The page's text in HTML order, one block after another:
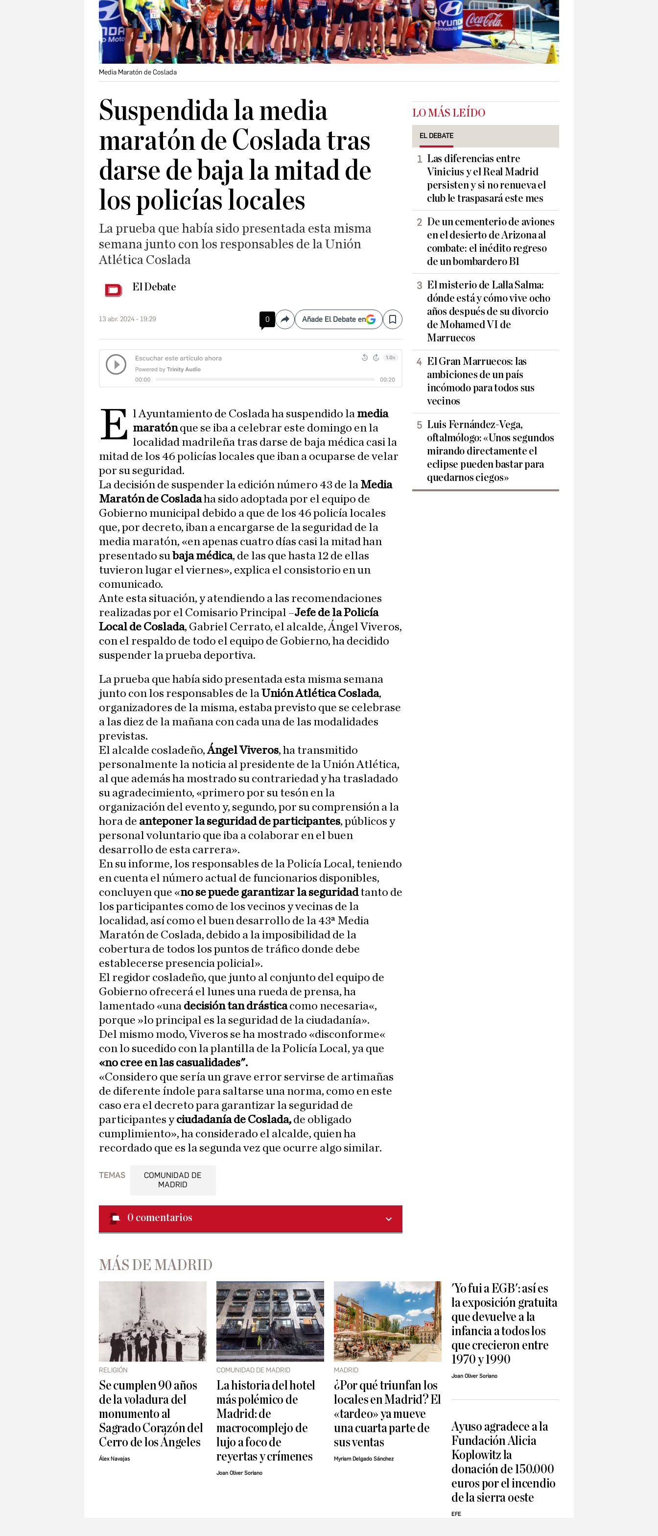
Media Maratón de Coslada
Suspendida la media
maratón de Coslada tras
darse de baja la mitad de
los policías locales
La prueba que había sido presentada esta misma
semana junto con los responsables de la Unión
Atlética Coslada
El Debate
13 abr. 2024 - 19:29 0 CompartirAñade El Debate en Save
E l Ayuntamiento de Coslada ha suspendido la media
maratónque se iba a celebrar este domingo en la
localidad madrileña tras darse de baja médica casi la
mitad de los 46 policías locales que iban a ocuparse de velar
por su seguridad.
La decisión de suspender la edición número 43 de la Media
Maratón de Cosladaha sido adoptada por el equipo de
Gobierno municipal debido a que de los 46 policía locales
que, por decreto, iban a encargarse de la seguridad de la
media maratón, «en apenas cuatro días casi la mitad han
presentado subaja médica, de las que hasta 12 de ellas
tuvieron lugar el viernes», explica el consistorio en un
comunicado.
Ante esta situación, y atendiendo a las recomendaciones
realizadas por el Comisario Principal –Jefe de la Policía
Local de Coslada, Gabriel Cerrato, el alcalde, Ángel Viveros,
con el respaldo de todo el equipo de Gobierno, ha decidido
suspender la prueba deportiva.
La prueba que había sido presentada esta misma semana
junto con los responsables de laUnión Atlética Coslada,
organizadores de la misma, estaba previsto que se celebrase
a las diez de la mañana con cada una de las modalidades
previstas.
El alcalde cosladeño,Ángel Viveros, ha transmitido
personalmente la noticia al presidente de la Unión Atlética,
al que además ha mostrado su contrariedad y ha trasladado
su agradecimiento, «primero por su tesón en la
organización del evento y, segundo, por su comprensión a la
hora de anteponer la seguridad de participantes, públicos y
personal voluntario que iba a colaborar en el buen
desarrollo de esta carrera».
En su informe, los responsables de la Policía Local, teniendo
en cuenta el número actual de funcionarios disponibles,
concluyen que «no se puede garantizar la seguridadtanto de
los participantes como de los vecinos y vecinas de la
localidad, así como el buen desarrollo de la 43ª Media
Maratón de Coslada, debido a la imposibilidad de la
cobertura de todos los puntos de tráfico donde debe
establecerse presencia policial».
El regidor cosladeño, que junto al conjunto del equipo de
Gobierno ofrecerá el lunes una rueda de prensa, ha
lamentado «una decisión tan drásticacomo necesaria«,
porque »lo principal es la seguridad de la ciudadanía».
Del mismo modo, Viveros se ha mostrado «disconforme«
con lo sucedido con la plantilla de la Policía Local, ya que
«no cree en las casualidades".
«Considero que sería un grave error servirse de artimañas
de diferente índole para saltarse una norma, como en este
caso era el decreto para garantizar la seguridad de
participantes yciudadanía de Coslada, de obligado
cumplimiento», ha considerado el alcalde, quien ha
recordado que es la segunda vez que ocurre algo similar.
TEMAS
COMUNIDAD DE
MADRID
0 comentarios
LO MÁS LEÍDO
EL DEBATE
Las diferencias entre
Vinicius y el Real Madrid
persisten y si no renueva el
club le traspasará este mes
De un cementerio de aviones
en el desierto de Arizona al
combate: el inédito regreso
de un bombardero B1
El misterio de Lalla Salma:
dónde está y cómo vive ocho
años después de su divorcio
de Mohamed VI de
Marruecos
El Gran Marruecos: las
ambiciones de un país
incómodo para todos sus
vecinos
Luis Fernández-Vega,
oftalmólogo: «Unos segundos
mirando directamente el
eclipse pueden bastar para
quedarnos ciegos»
MÁS DE MADRID
RELIGIÓN
Se cumplen 90 años
de la voladura del
monumento al
Sagrado Corazón del
Cerro de los Ángeles
Álex Navajas
COMUNIDAD DE MADRID
La historia del hotel
más polémico de
Madrid: de
macrocomplejo de
lujo a foco de
reyertas y crímenes
Joan Oliver Soriano
MADRID
¿Por qué triunfan los
locales en Madrid? El
«tardeo» ya mueve
una cuarta parte de
sus ventas
Myriam Delgado Sánchez
'Yo fui a EGB': así es
la exposición gratuita
que devuelve a la
infancia a todos los
que crecieron entre
1970 y 1990
Joan Oliver Soriano
Ayuso agradece a la
Fundación Alicia
Koplowitz la
donación de 150.000
euros por el incendio
de la sierra oeste
EFE